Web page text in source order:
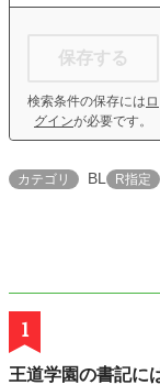
保存する
検索条件の保存には ロ
グインが必要です。
カテゴリ BL R指定
1
王道学園の書記に